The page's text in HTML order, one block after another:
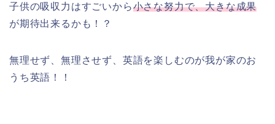
子供の吸収力はすごいから小さな努力で、大きな成果
が期待出来るかも！？
無理せず、無理させず、英語を楽しむのが我が家のお
うち英語！！